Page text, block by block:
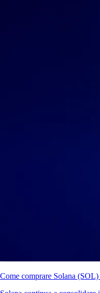
Come comprare Solana